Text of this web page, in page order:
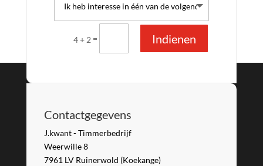
4 + 2 = Indienen
Contactgegevens
J.kwant - Timmerbedrijf
Weerwille 8
7961 LV Ruinerwold (Koekange)